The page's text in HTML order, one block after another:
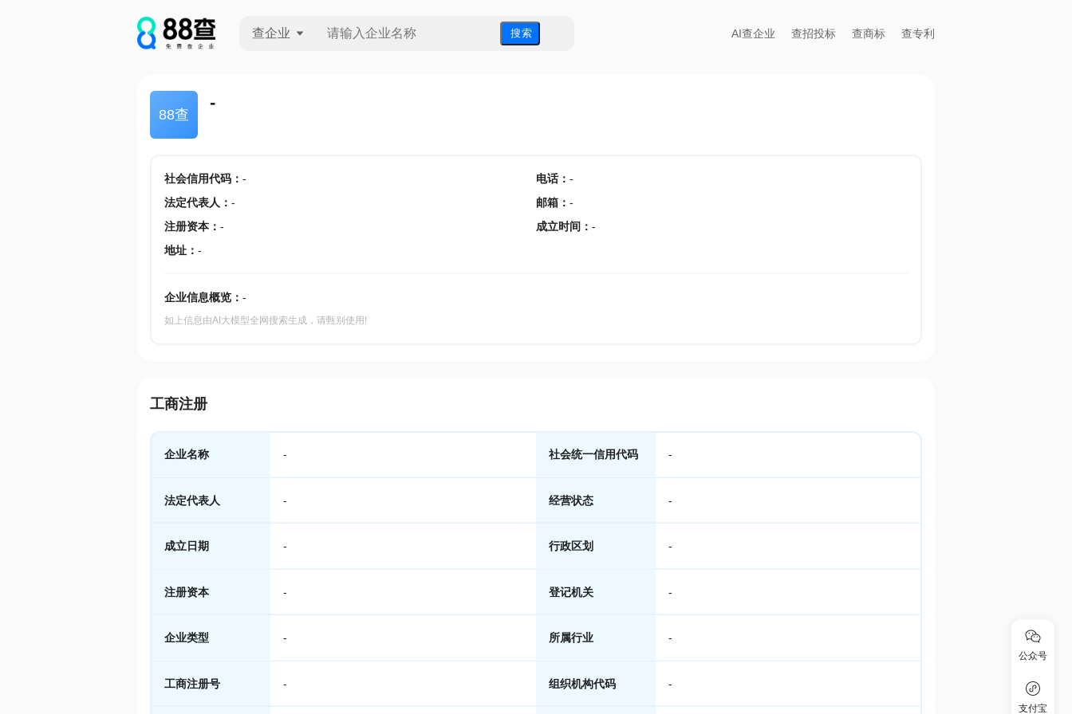
查企业 搜 索 AI查企业 查招投标 查商标 查专利
88查
-
社会信用代码： - 电话： -
法定代表人 ： - 邮箱 ： -
注册资本： - 成立时间 ： -
地址： -
企业信息概览： -
如上信息由AI大模型全网搜索生成，请甄别使用!
工商注册
企业名称 - 社会统一信用代码 -
法定代表人 - 经营状态 -
成立日期 - 行政区划 -
注册资本 - 登记机关 -
企业类型 - 所属行业 -
工商注册号 - 组织机构代码 -
公众号
支付宝